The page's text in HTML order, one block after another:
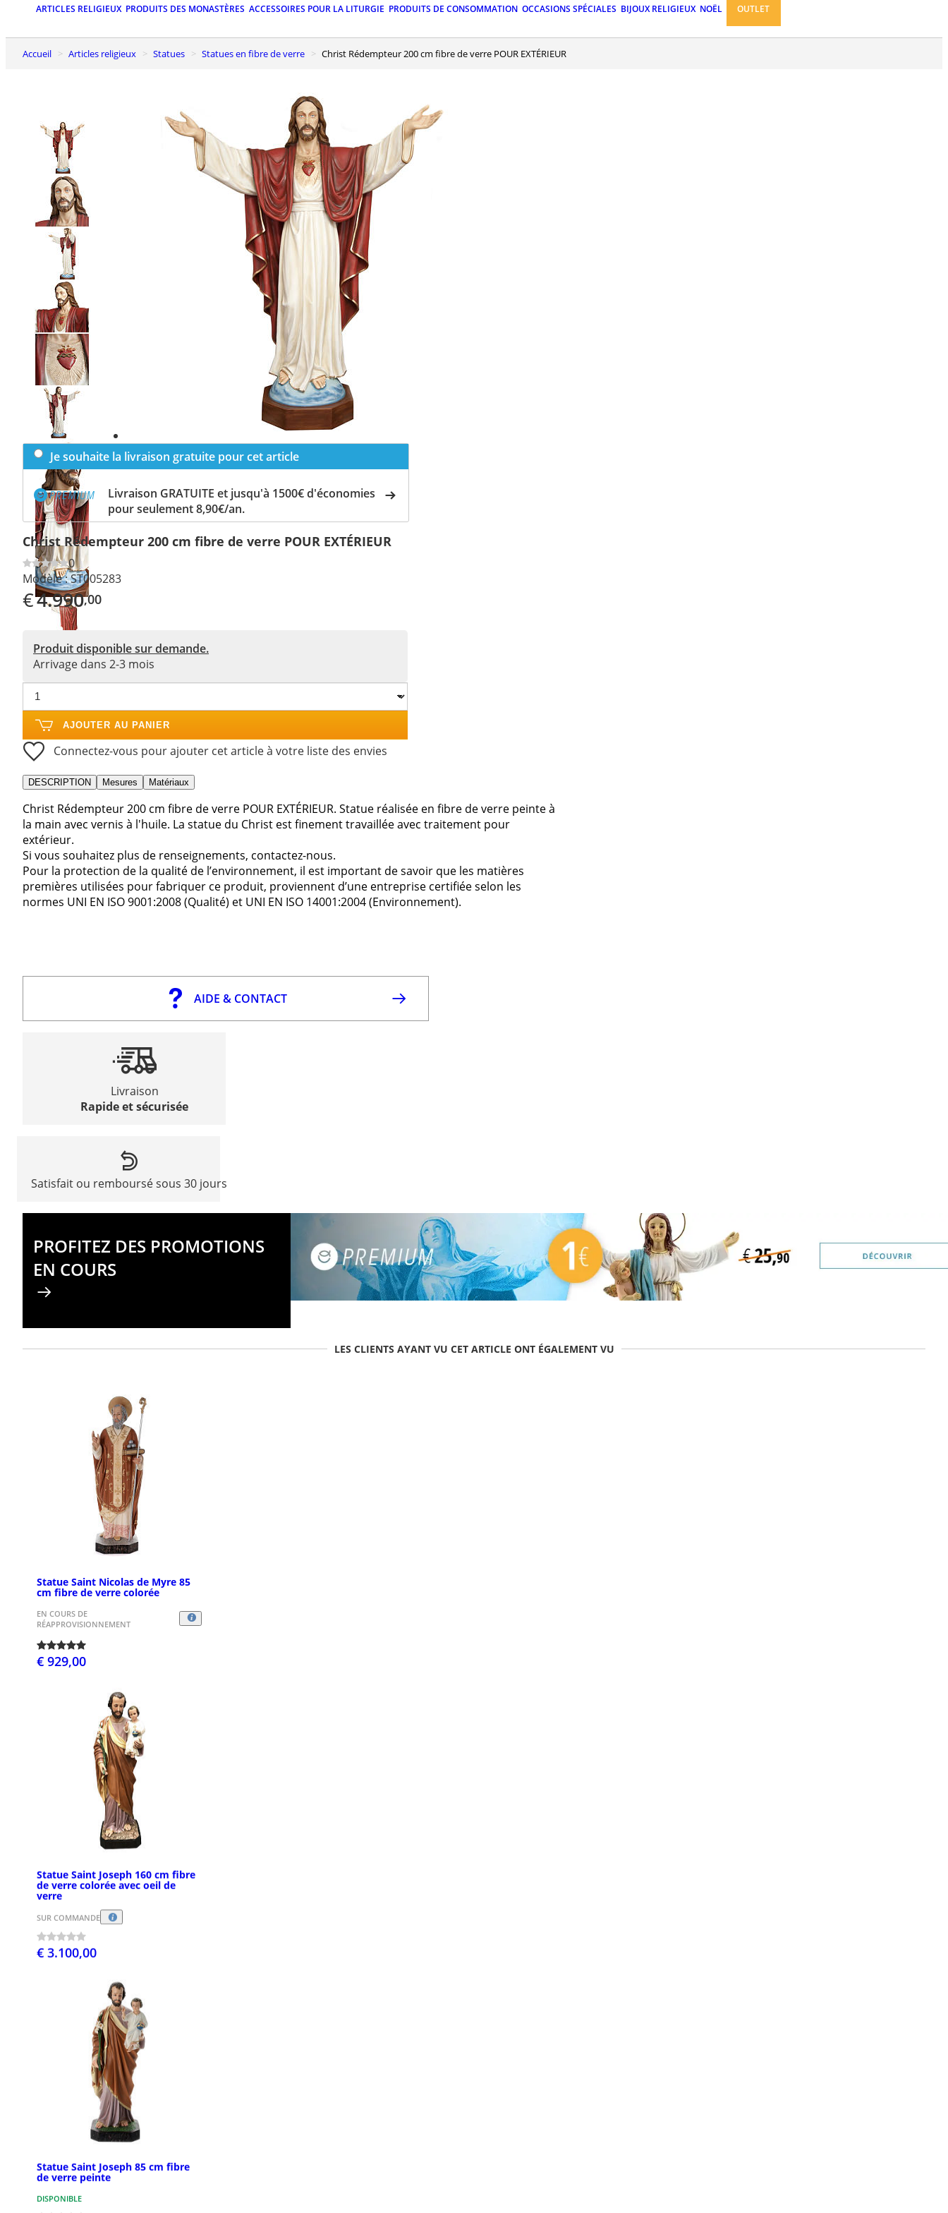
ARTICLES RELIGIEUX PRODUITS DES MONASTÈRES ACCESSOIRES POUR LA LITURGIE PRODUITS DE CONSOMMATION OCCASIONS SPÉCIALES BIJOUX RELIGIEUX NOËL OUTLET
Accueil Articles religieux Statues Statues en fibre de verre Christ Rédempteur 200 cm fibre de verre POUR EXTÉRIEUR
Previous
slide
Next
slide
Je souhaite la livraison gratuite pour cet article
Livraison GRATUITE et jusqu'à 1500€ d'économies
pour seulement 8,90€/an.
Christ Rédempteur 200 cm fibre de verre POUR EXTÉRIEUR
0
Modèle :ST005283
€4.990,00
Produit disponible sur demande.
Arrivage dans 2-3 mois
AJOUTER AU PANIER
Connectez-vous pour ajouter cet article à votre liste des envies
DESCRIPTION Mesures Matériaux
Christ Rédempteur 200 cm fibre de verre POUR EXTÉRIEUR. Statue réalisée en fibre de verre peinte à
la main avec vernis à l'huile. La statue du Christ est finement travaillée avec traitement pour
extérieur.
Si vous souhaitez plus de renseignements, contactez-nous.
Pour la protection de la qualité de l’environnement, il est important de savoir que les matières
premières utilisées pour fabriquer ce produit, proviennent d’une entreprise certifiée selon les
normes UNI EN ISO 9001:2008 (Qualité) et UNI EN ISO 14001:2004 (Environnement).
AIDE & CONTACT
Livraison
Rapide et sécurisée
Satisfait ou remboursé sous 30 jours
PROFITEZ DES PROMOTIONS
EN COURS
LES CLIENTS AYANT VU CET ARTICLE ONT ÉGALEMENT VU
Statue Saint Nicolas de Myre 85
cm fibre de verre colorée
EN COURS DE
RÉAPPROVISIONNEMENT
€ 929,00
Statue Saint Joseph 160 cm fibre
de verre colorée avec oeil de
verre
SUR COMMANDE
€ 3.100,00
Statue Saint Joseph 85 cm fibre
de verre peinte
DISPONIBLE